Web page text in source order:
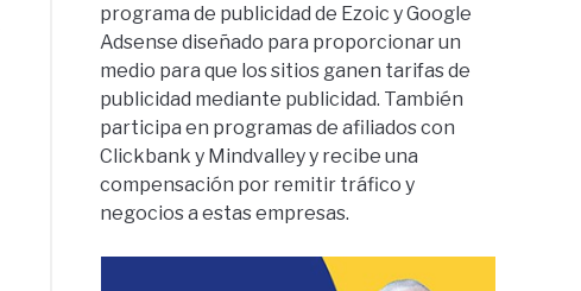
programa de publicidad de Ezoic y Google
Adsense diseñado para proporcionar un
medio para que los sitios ganen tarifas de
publicidad mediante publicidad. También
participa en programas de afiliados con
Clickbank y Mindvalley y recibe una
compensación por remitir tráfico y
negocios a estas empresas.